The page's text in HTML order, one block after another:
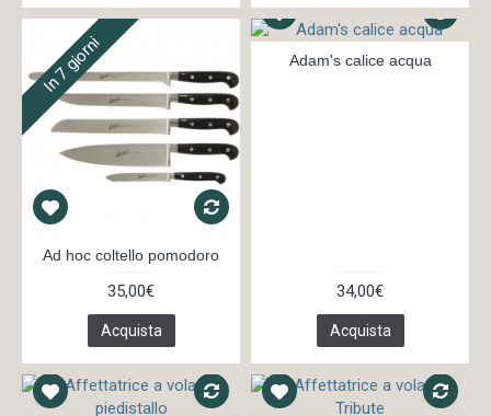
In 7 giorni
Ad hoc coltello pomodoro
35,00€
Acquista
Adam's calice acqua
34,00€
Acquista